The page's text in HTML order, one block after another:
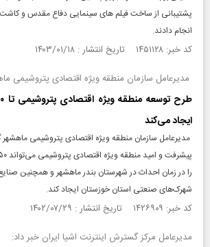
انجام دادند.
کد خبر: ۱۴۵۱۱۲۸ تاریخ انتشار : ۱۴۰۳/۰۱/۱۸
مدیرعامل سازمان منطقه ویژه اقتصادی پتروشیمی
ایجاد می‌کند
مدیرعامل سازمان منطقه ویژه اقتصادی پتروشیمی
را در زمان احداث در شهرستان بندر ماهشهر و همچنین
شهرک‌های صنعتی استان خوزستان ایجاد کند.
کد خبر: ۱۴۲۶۹۰۹ تاریخ انتشار : ۱۴۰۲/۰۷/۲۹
مدیرعامل مرکز گسترش اینترنت اشیا ایران خبر داد: